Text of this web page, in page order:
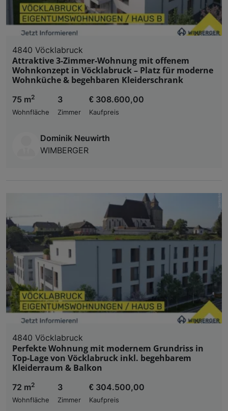
4840 Vöcklabruck
Attraktive 3-Zimmer-Wohnung mit offenem
Wohnkonzept in Vöcklabruck – Platz für moderne
Wohnküche & begehbaren Kleiderschrank
75 m2
Wohnfläche
3
Zimmer
€ 308.600,00
Kaufpreis
Dominik Neuwirth
WIMBERGER
4840 Vöcklabruck
Perfekte Wohnung mit modernem Grundriss in
Top-Lage von Vöcklabruck inkl. begehbarem
Kleiderraum & Balkon
72 m2
Wohnfläche
3
Zimmer
€ 304.500,00
Kaufpreis